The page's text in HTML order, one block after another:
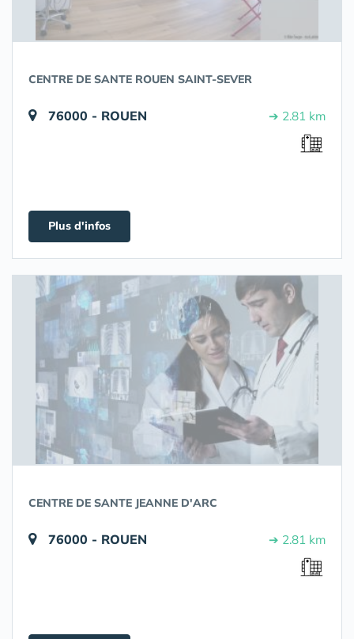
CENTRE DE SANTE ROUEN SAINT-SEVER
76000 - ROUEN ➔ 2.81 km
Plus d'infos
CENTRE DE SANTE JEANNE D'ARC
76000 - ROUEN ➔ 2.81 km